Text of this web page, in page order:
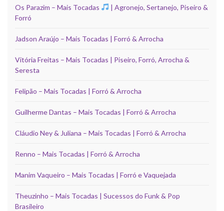
Os Parazim – Mais Tocadas
| Agronejo, Sertanejo, Piseiro &
Forró
Jadson Araújo – Mais Tocadas | Forró & Arrocha
Vitória Freitas – Mais Tocadas | Piseiro, Forró, Arrocha &
Seresta
Felipão – Mais Tocadas | Forró & Arrocha
Guilherme Dantas – Mais Tocadas | Forró & Arrocha
Cláudio Ney & Juliana – Mais Tocadas | Forró & Arrocha
Renno – Mais Tocadas | Forró & Arrocha
Manim Vaqueiro – Mais Tocadas | Forró e Vaquejada
Theuzinho – Mais Tocadas | Sucessos do Funk & Pop
Brasileiro